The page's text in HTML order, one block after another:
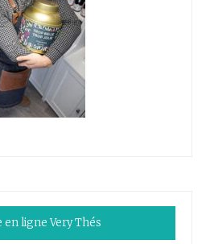
en ligne Very Thés